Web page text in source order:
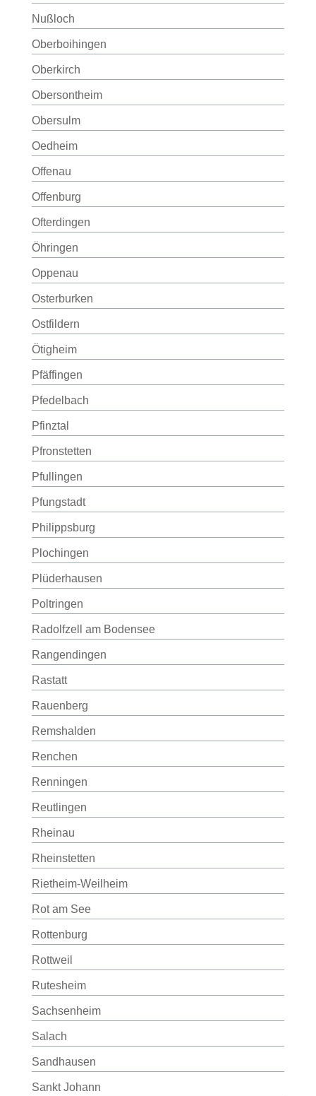
Nußloch
Oberboihingen
Oberkirch
Obersontheim
Obersulm
Oedheim
Offenau
Offenburg
Ofterdingen
Öhringen
Oppenau
Osterburken
Ostfildern
Ötigheim
Pfäffingen
Pfedelbach
Pfinztal
Pfronstetten
Pfullingen
Pfungstadt
Philippsburg
Plochingen
Plüderhausen
Poltringen
Radolfzell am Bodensee
Rangendingen
Rastatt
Rauenberg
Remshalden
Renchen
Renningen
Reutlingen
Rheinau
Rheinstetten
Rietheim-Weilheim
Rot am See
Rottenburg
Rottweil
Rutesheim
Sachsenheim
Salach
Sandhausen
Sankt Johann